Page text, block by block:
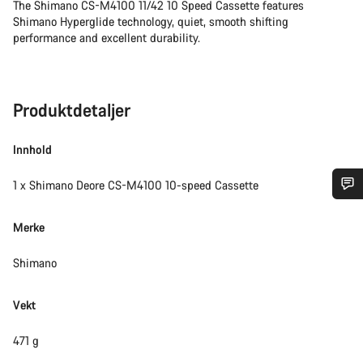
The Shimano CS-M4100 11/42 10 Speed Cassette features
Shimano Hyperglide technology, quiet, smooth shifting
performance and excellent durability.
Produktdetaljer
Innhold
1 x Shimano Deore CS-M4100 10-speed Cassette
Merke
Shimano
Vekt
471 g
Våre eksperter på kundestøtte står klare til å svare på dine